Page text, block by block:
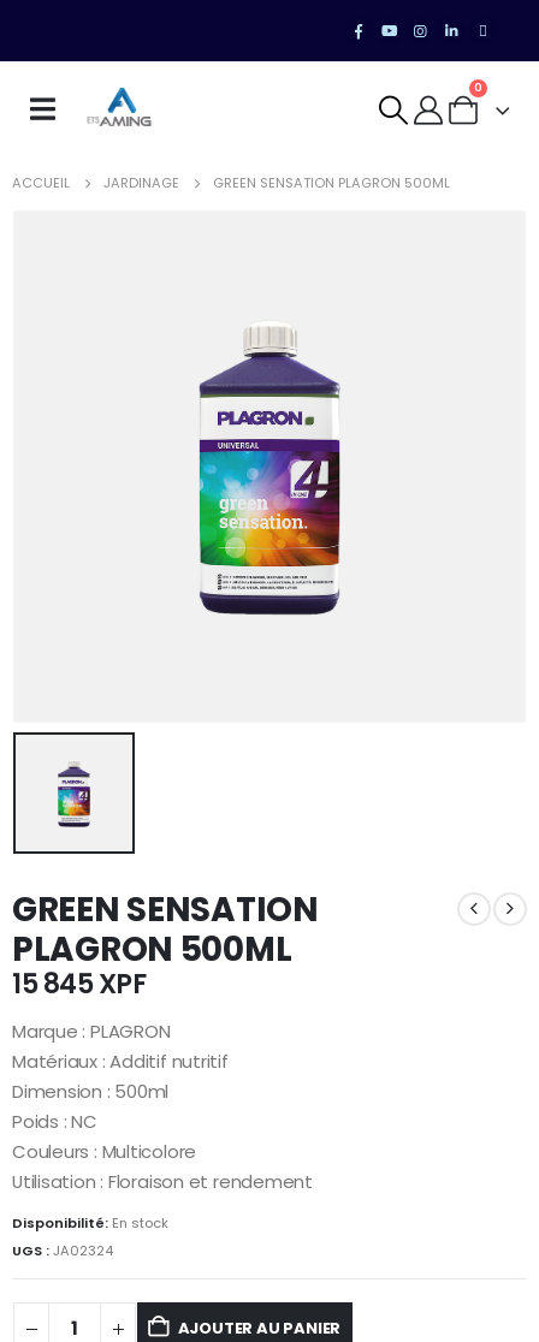
0
ACCUEIL JARDINAGE GREEN SENSATION PLAGRON 500ML
GREEN SENSATION
PLAGRON 500ML
15 845XPF
Marque : PLAGRON
Matériaux : Additif nutritif
Dimension : 500ml
Poids : NC
Couleurs : Multicolore
Utilisation : Floraison et rendement
Disponibilité: En stock
UGS :JA02324
AJOUTER AU PANIER